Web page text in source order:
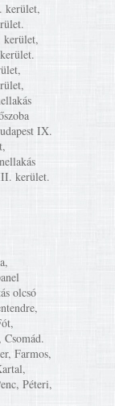
kerület,
IX.
kerület.
olcsó
Csomád.
Farmos,
Péteri,